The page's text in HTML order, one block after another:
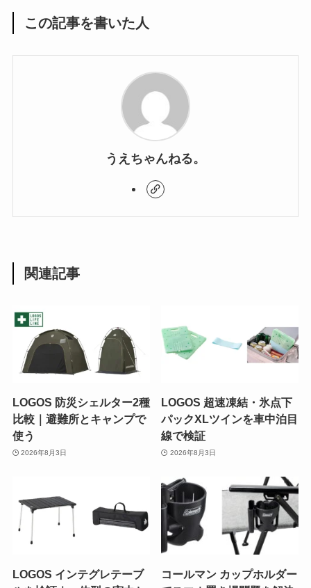
この記事を書いた人
うえちゃんねる。
関連記事
LOGOS 防災シェルター2種
比較｜避難所とキャンプで
使う
2026年8月3日
LOGOS 超速凍結・氷点下
パックXLツインを車中泊目
線で検証
2026年8月3日
LOGOS インテグレテーブ
コールマン カップホルダー